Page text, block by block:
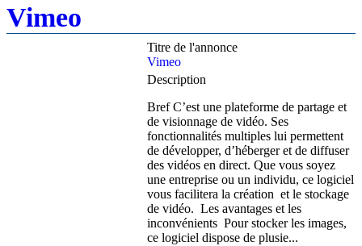
Vimeo
Titre de l'annonce
Vimeo
Description
Bref C’est une plateforme de partage et
de visionnage de vidéo. Ses
fonctionnalités multiples lui permettent
de développer, d’héberger et de diffuser
des vidéos en direct. Que vous soyez
une entreprise ou un individu, ce logiciel
vous facilitera la création et le stockage
de vidéo. Les avantages et les
inconvénients Pour stocker les images,
ce logiciel dispose de plusie...